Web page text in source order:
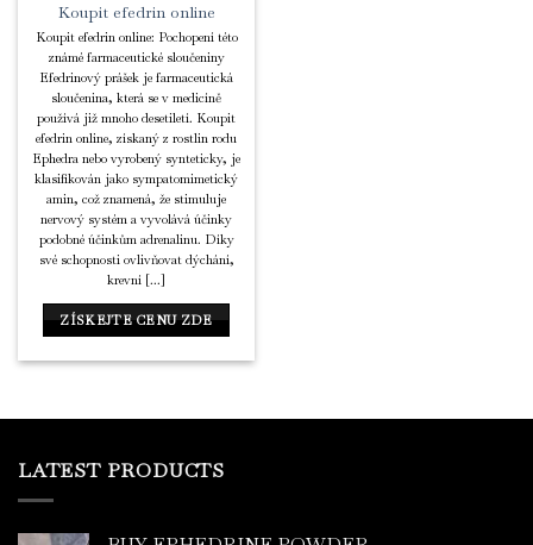
Koupit efedrin online
Koupit efedrin online: Pochopení této
známé farmaceutické sloučeniny
Efedrinový prášek je farmaceutická
sloučenina, která se v medicíně
používá již mnoho desetiletí. Koupit
efedrin online, získaný z rostlin rodu
Ephedra nebo vyrobený synteticky, je
klasifikován jako sympatomimetický
amin, což znamená, že stimuluje
nervový systém a vyvolává účinky
podobné účinkům adrenalinu. Díky
své schopnosti ovlivňovat dýchání,
krevní [...]
ZÍSKEJTE CENU ZDE
LATEST PRODUCTS